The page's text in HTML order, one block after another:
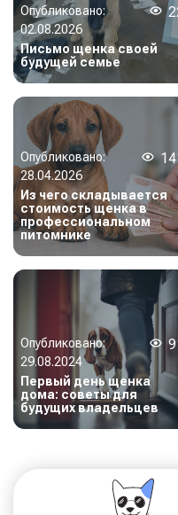
Опубликовано:
02.08.2026
Письмо щенка своей
будущей семье
Опубликовано:
28.04.2026
Из чего складывается
стоимость щенка в
профессиональном
питомнике
Опубликовано:
29.08.2024
Первый день щенка
дома: советы для
будущих владельцев